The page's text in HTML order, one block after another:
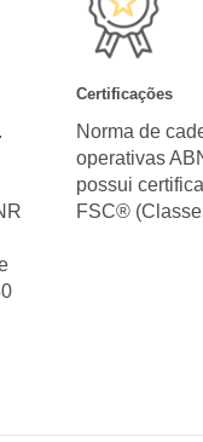
Certificações
Norma de
operativas
possui
FSC®